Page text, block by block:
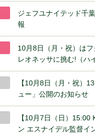
ジェフユナイテッド千
報
10月8日（月・祝）は
レオネッサに挑む!（ハ
【10月8日（月・祝）
ュー」公開のお知らせ
【10月7日（日）
ン エスナイデル監督イ